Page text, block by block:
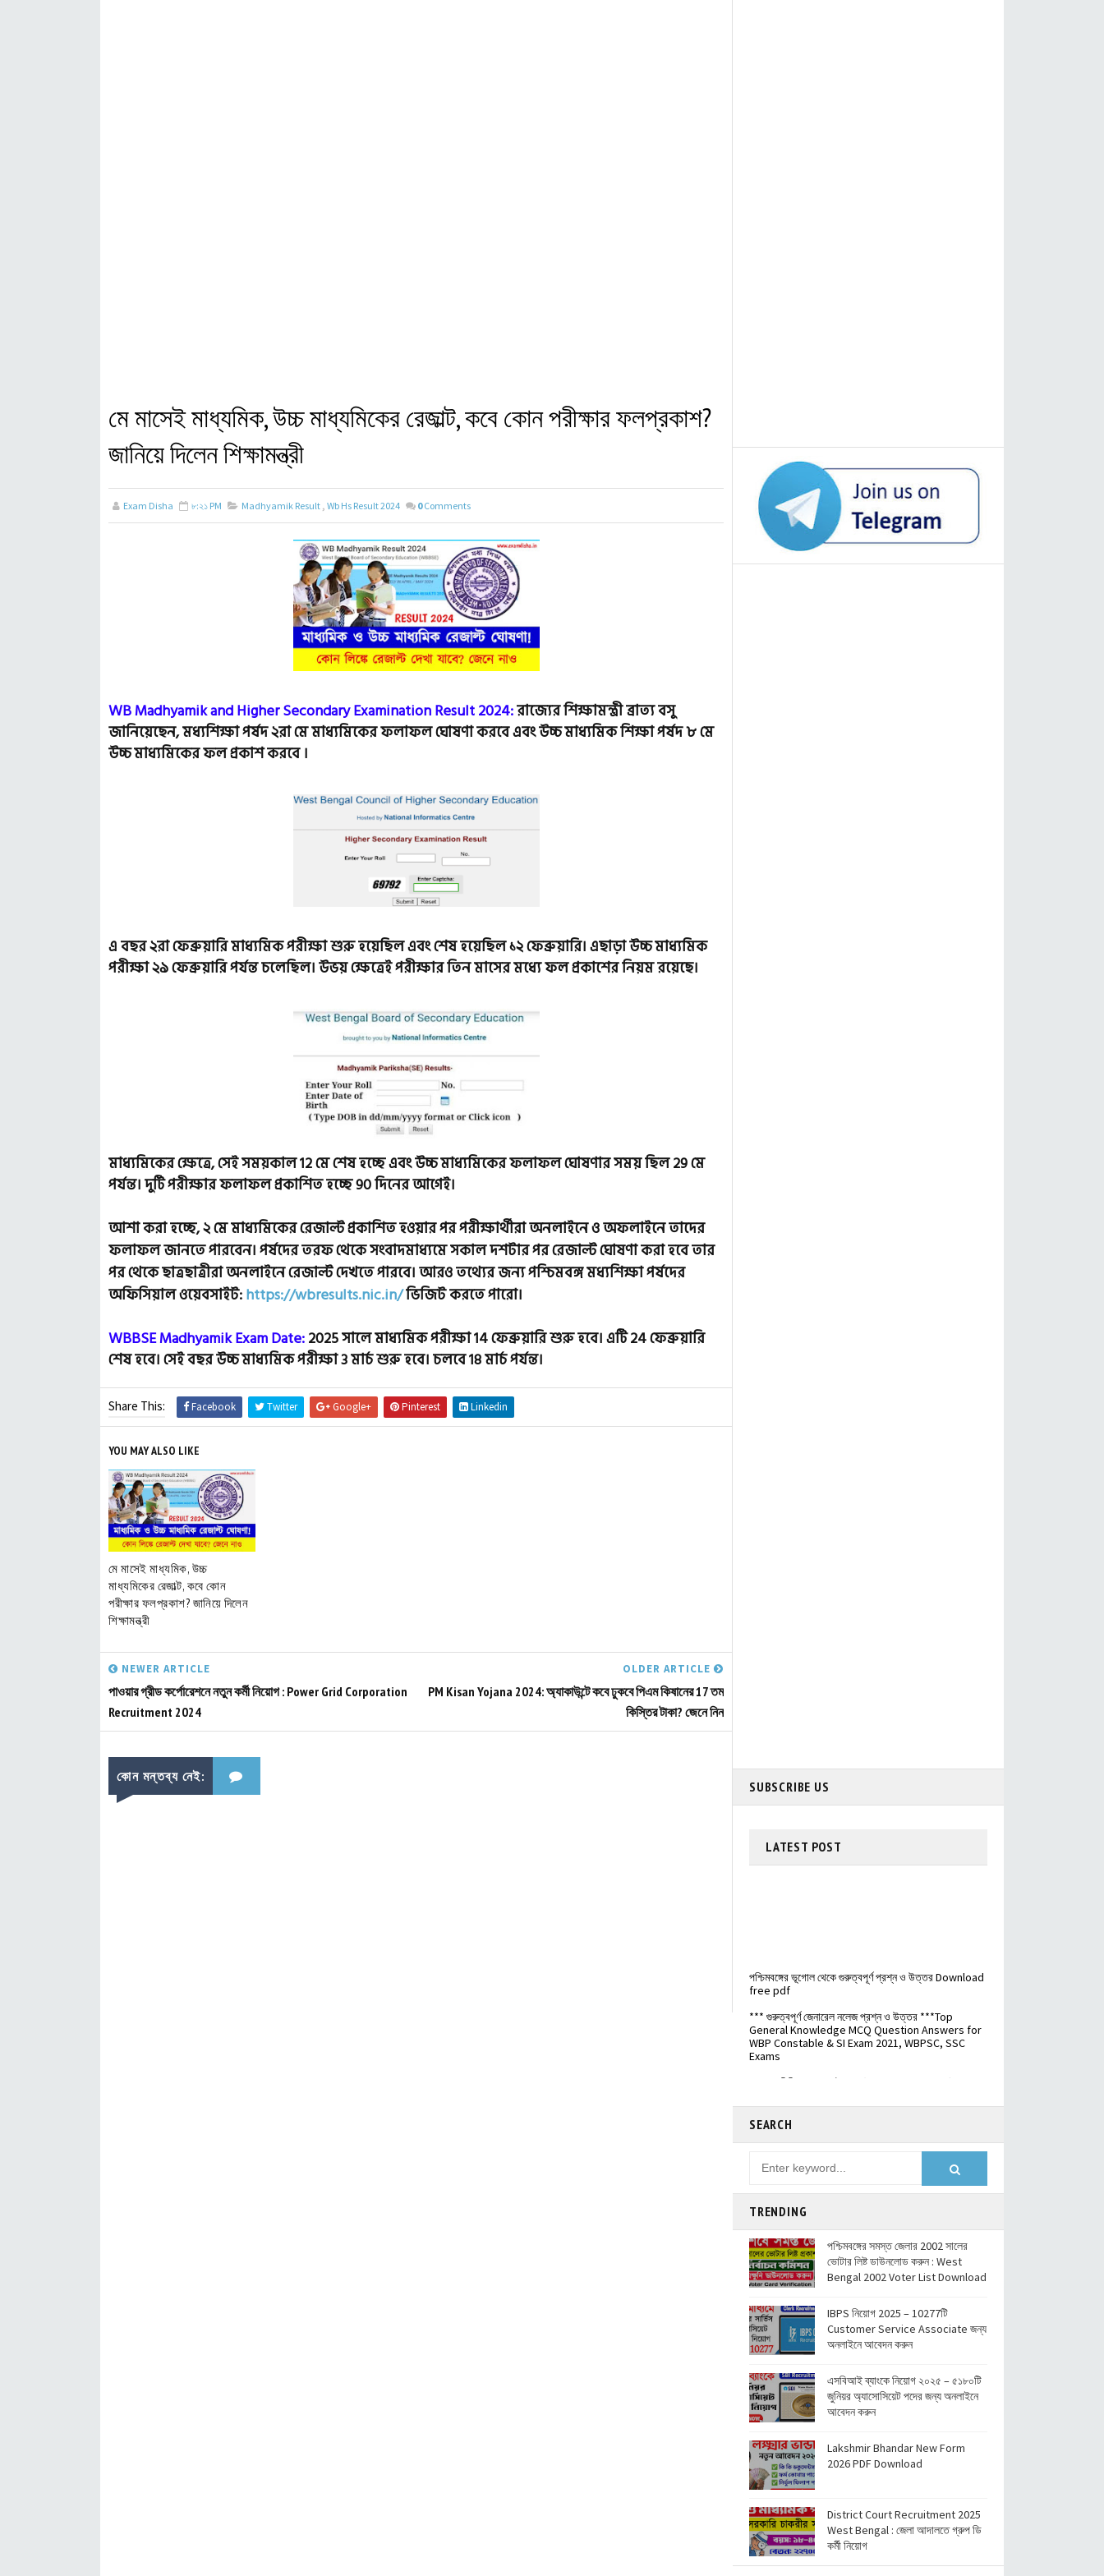
মে মাসেই মাধ্যমিক, উচ্চ মাধ্যমিকের রেজাল্ট, কবে কোন পরীক্ষার ফলপ্রকাশ?
জানিয়ে দিলেন শিক্ষামন্ত্রী
Exam Disha ৮:২১ PM Madhyamik Result , Wb Hs Result 2024 0 Comments
WB Madhyamik and Higher Secondary Examination Result 2024:রাজ্যের শিক্ষামন্ত্রী ব্রাত্য বসু
জানিয়েছেন, মধ্যশিক্ষা পর্ষদ ২রা মে মাধ্যমিকের ফলাফল ঘোষণা করবে এবং উচ্চ মাধ্যমিক শিক্ষা পর্ষদ ৮ মে
উচ্চ মাধ্যমিকের ফল প্রকাশ করবে ।
এ বছর ২রা ফেব্রুয়ারি মাধ্যমিক পরীক্ষা শুরু হয়েছিল এবং শেষ হয়েছিল ১২ ফেব্রুয়ারি। এছাড়া উচ্চ মাধ্যমিক
পরীক্ষা ২৯ ফেব্রুয়ারি পর্যন্ত চলেছিল। উভয় ক্ষেত্রেই পরীক্ষার তিন মাসের মধ্যে ফল প্রকাশের নিয়ম রয়েছে।
মাধ্যমিকের ক্ষেত্রে, সেই সময়কাল 12 মে শেষ হচ্ছে এবং উচ্চ মাধ্যমিকের ফলাফল ঘোষণার সময় ছিল 29 মে
পর্যন্ত। দুটি পরীক্ষার ফলাফল প্রকাশিত হচ্ছে 90 দিনের আগেই।
আশা করা হচ্ছে, ২ মে মাধ্যমিকের রেজাল্ট প্রকাশিত হওয়ার পর পরীক্ষার্থীরা অনলাইনে ও অফলাইনে তাদের
ফলাফল জানতে পারবেন। পর্ষদের তরফ থেকে সংবাদমাধ্যমে সকাল দশটার পর রেজাল্ট ঘোষণা করা হবে তার
পর থেকে ছাত্রছাত্রীরা অনলাইনে রেজাল্ট দেখতে পারবে। আরও তথ্যের জন্য পশ্চিমবঙ্গ মধ্যশিক্ষা পর্ষদের
অফিসিয়াল ওয়েবসাইট:https://wbresults.nic.in/ভিজিট করতে পারো।
WBBSE Madhyamik Exam Date:2025 সালে মাধ্যমিক পরীক্ষা 14 ফেব্রুয়ারি শুরু হবে। এটি 24 ফেব্রুয়ারি
শেষ হবে। সেই বছর উচ্চ মাধ্যমিক পরীক্ষা 3 মার্চ শুরু হবে। চলবে 18 মার্চ পর্যন্ত।
Share This: Facebook Twitter Google+ Pinterest Linkedin
YOU MAY ALSO LIKE
মে মাসেই মাধ্যমিক, উচ্চ
মাধ্যমিকের রেজাল্ট, কবে কোন
পরীক্ষার ফলপ্রকাশ? জানিয়ে দিলেন
শিক্ষামন্ত্রী
NEWER ARTICLE
পাওয়ার গ্রীড কর্পোরেশনে নতুন কর্মী নিয়োগ : Power Grid Corporation
Recruitment 2024
OLDER ARTICLE
PM Kisan Yojana 2024: অ্যাকাউন্টে কবে ঢুকবে পিএম কিষানের 17 তম
কিস্তির টাকা? জেনে নিন
কোন মন্তব্য নেই:
SUBSCRIBE US
LATEST POST
free pdf
*** গুরুত্বপূর্ণ জেনারেল নলেজ প্রশ্ন ও উত্তর ***Top
General Knowledge MCQ Question Answers for
WBP Constable & SI Exam 2021, WBPSC, SSC
Exams
ভারতের বিভিন্ন শহরের উপনাম (Nicknames of different
cities in India) - Download free pdf
বিভিন্ন দেশের মুদ্রার নাম ও মনে রাখার ট্রিক্স - Names of
currencies of different countries
️ভারতের জাতীয় সড়কপথ এর সম্পূর্ণ তালিকা (Free PDF) - List
SEARCH
TRENDING
পশ্চিমবঙ্গের সমস্ত জেলার 2002 সালের
ভোটার লিষ্ট ডাউনলোড করুন : West
Bengal 2002 Voter List Download
IBPS নিয়োগ 2025 – 10277টি
Customer Service Associate জন্য
অনলাইনে আবেদন করুন
এসবিআই ব্যাংকে নিয়োগ ২০২৫ – ৫১৮০টি
জুনিয়র অ্যাসোসিয়েট পদের জন্য অনলাইনে
আবেদন করুন
Lakshmir Bhandar New Form
2026 PDF Download
District Court Recruitment 2025
West Bengal : জেলা আদালতে গ্রুপ ডি
কর্মী নিয়োগ